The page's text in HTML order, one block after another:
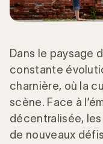
Dans le paysage
constante
charnière, où la
scène. Face à
décentralisée,
de nouveaux